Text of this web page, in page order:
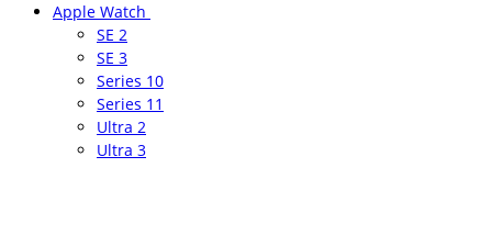
Apple Watch
SE 2
SE 3
Series 10
Series 11
Ultra 2
Ultra 3